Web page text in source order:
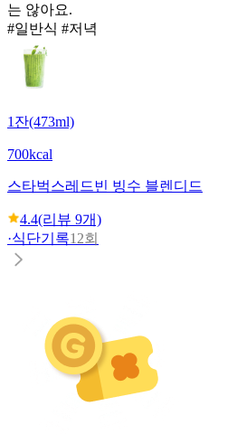
는 않아요.
#일반식 #저녁
1잔(473ml)
700kcal
스타벅스레드빈 빙수 블렌디드
4.4(리뷰 9개)
·식단기록12회